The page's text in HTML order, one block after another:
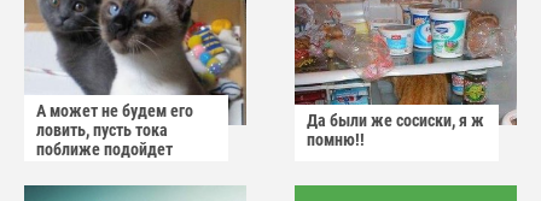
А может не будем его
ловить, пусть тока
поближе подойдет
Да были же сосиски, я ж
помню!!